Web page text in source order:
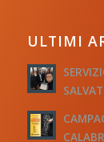
ULTIMI